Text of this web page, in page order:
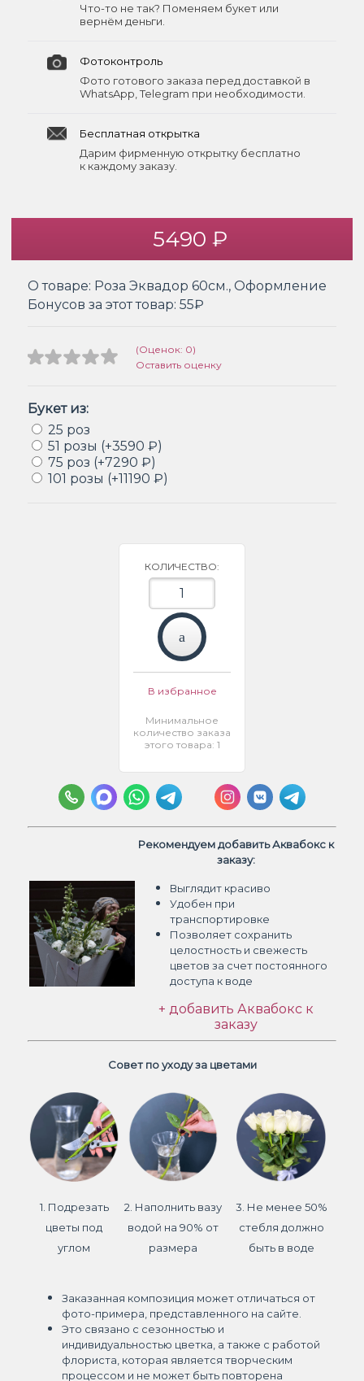
Что-то не так? Поменяем букет или
вернём деньги.
Фотоконтроль
Фото готового заказа перед доставкой в
WhatsApp, Telegram при необходимости.
Бесплатная открытка
Дарим фирменную открытку бесплатно
к каждому заказу.
5490 ₽
О товаре: Роза Эквадор 60см., Оформление
Бонусов за этот товар: 55₽
(Оценок: 0)
Оставить оценку
Букет из:
25 роз
51 розы (+3590 ₽)
75 роз (+7290 ₽)
101 розы (+11190 ₽)
КОЛИЧЕСТВО:
В избранное
Минимальное
количество заказа
этого товара: 1
Рекомендуем добавить Аквабокс к
заказу:
Выглядит красиво
Удобен при
транспортировке
Позволяет сохранить
целостность и свежесть
цветов за счет постоянного
доступа к воде
+ добавить Аквабокс к
заказу
Совет по уходу за цветами
1. Подрезать
цветы под
углом
2. Наполнить вазу
водой на 90% от
размера
3. Не менее 50%
стебля должно
быть в воде
Заказанная композиция может отличаться от
фото-примера, представленного на сайте.
Это связано с сезонностью и
индивидуальностью цветка, а также с работой
флориста, которая является творческим
процессом и не может быть повторена